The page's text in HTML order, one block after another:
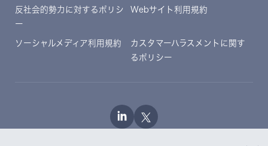
反社会的勢力に対するポリシ
ー
Webサイト利用規約
ソーシャルメディア利用規約
カスタマーハラスメントに関す
るポリシー